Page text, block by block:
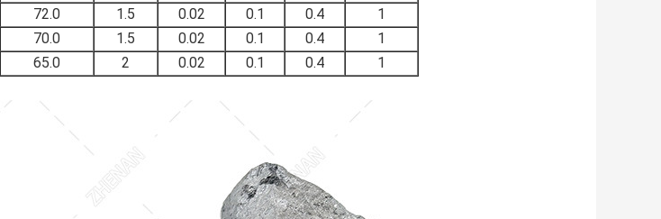
72.0 1.5 0.02 0.1 0.4
1
70.0 1.5 0.02 0.1 0.4
1
65.0 2 0.02 0.1 0.4 1